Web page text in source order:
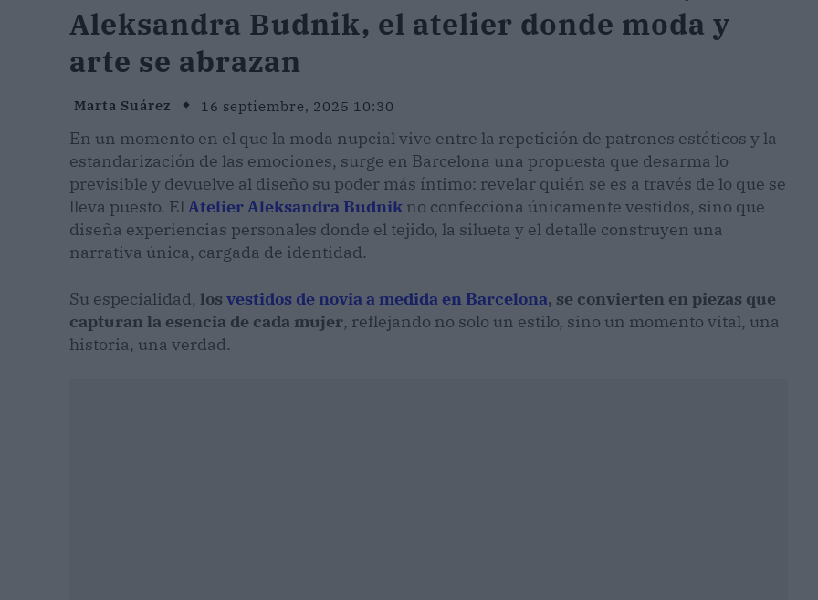
Aleksandra Budnik, el atelier donde moda y
arte se abrazan
Marta Suárez 16 septiembre, 2025 10:30
En un momento en el que la moda nupcial vive entre la repetición de patrones estéticos y la
estandarización de las emociones, surge en Barcelona una propuesta que desarma lo
previsible y devuelve al diseño su poder más íntimo: revelar quién se es a través de lo que se
lleva puesto. ElAtelier Aleksandra Budnik no confecciona únicamente vestidos, sino que
diseña experiencias personales donde el tejido, la silueta y el detalle construyen una
narrativa única, cargada de identidad.
Su especialidad, los vestidos de novia a medida en Barcelona, se convierten en piezas que
capturan la esencia de cada mujer, reflejando no solo un estilo, sino un momento vital, una
historia, una verdad.